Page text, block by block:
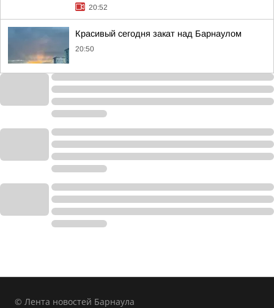
20:52
Красивый сегодня закат над Барнаулом
20:50
© Лента новостей Барнаула